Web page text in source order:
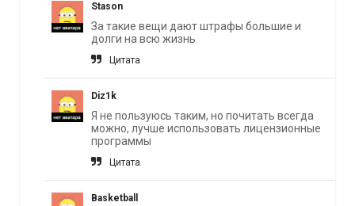
Stason
За такие вещи дают штрафы большие и
долги на всю жизнь
Цитата
Diz1k
Я не пользуюсь таким, но почитать всегда
можно, лучше использовать лицензионные
программы
Цитата
Basketball